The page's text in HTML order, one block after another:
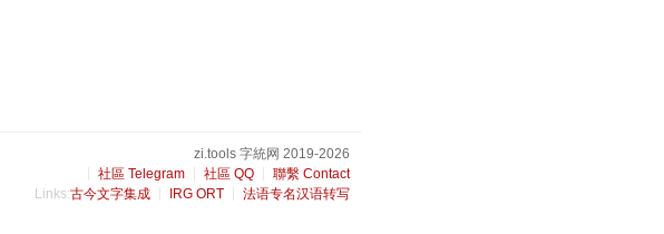
zi.tools 字統网 2019-2026
社區 Telegram
社區 QQ
聯繫 Contact
Links:古今文字集成 IRG ORT 法语专名汉语转写